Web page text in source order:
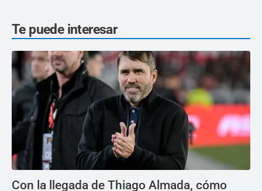
Te puede interesar
Con la llegada de Thiago Almada, cómo